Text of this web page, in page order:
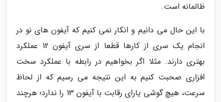
ظالمانه است.
با این حال می دانیم و انکار نمی کنیم که آیفون های نو در
انجام یک سری از کارها قطعا از سری آیفون 12 عملکرد
بهتری دارند. مثلا اگر بخواهیم در رابطه با عملکرد سخت
افزاری صحبت کنیم به این نتیجه می رسیم که از لحاظ
سرعت، هیچ گوشی یارای رقابت با آیفون 13 را ندارد؛ هرچند